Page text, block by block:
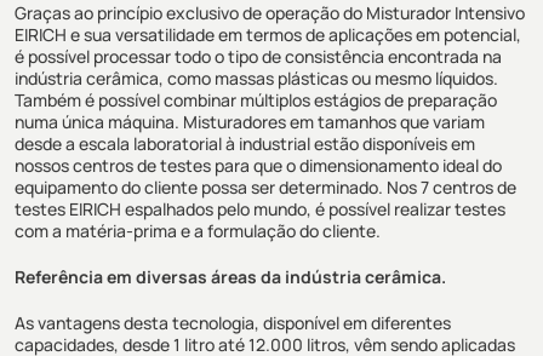
Graças ao princípio exclusivo de operação do Misturador Intensivo
EIRICH e sua versatilidade em termos de aplicações em potencial,
é possível processar todo o tipo de consistência encontrada na
indústria cerâmica, como massas plásticas ou mesmo líquidos.
Também é possível combinar múltiplos estágios de preparação
numa única máquina. Misturadores em tamanhos que variam
desde a escala laboratorial à industrial estão disponíveis em
nossos centros de testes para que o dimensionamento ideal do
equipamento do cliente possa ser determinado. Nos 7 centros de
testes EIRICH espalhados pelo mundo, é possível realizar testes
com a matéria-prima e a formulação do cliente.
Referência em diversas áreas da indústria cerâmica.
As vantagens desta tecnologia, disponível em diferentes
capacidades, desde 1 litro até 12.000 litros, vêm sendo aplicadas